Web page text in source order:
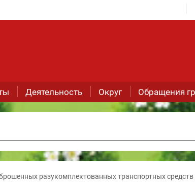
Деятельность Округ Обращения
разукомплектованных транспортных